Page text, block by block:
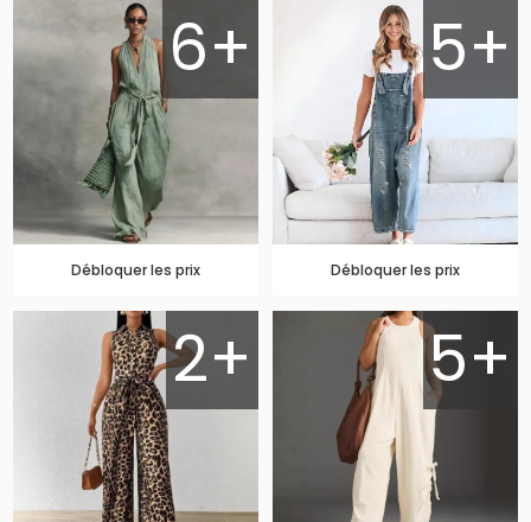
6+
Débloquer les prix
5+
Débloquer les prix
2+ 5+